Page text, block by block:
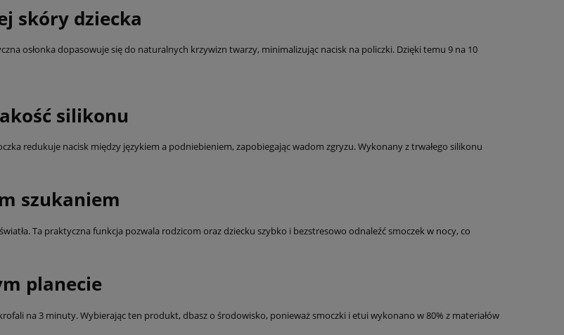
skóry dziecka
osłonka dopasowuje się do naturalnych krzywizn twarzy, minimalizując nacisk na policzki. Dzięki temu 9 na 10
silikonu
redukuje nacisk między językiem a podniebieniem, zapobiegając wadom zgryzu. Wykonany z trwałego silikonu
szukaniem
Ta praktyczna funkcja pozwala rodzicom oraz dziecku szybko i bezstresowo odnaleźć smoczek w nocy, co
planecie
na 3 minuty. Wybierając ten produkt, dbasz o środowisko, ponieważ smoczki i etui wykonano w 80% z materiałów